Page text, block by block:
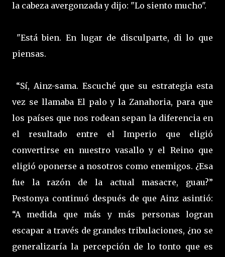
la cabeza avergonzada y dijo: "Lo siento mucho".
"Está bien. En lugar de disculparte, di lo que
piensas.
“Sí, Ainz-sama. Escuché que su estrategia esta
vez se llamaba El palo y la Zanahoria, para que
los países que nos rodean sepan la diferencia en
el resultado entre el Imperio que eligió
convertirse en nuestro vasallo y el Reino que
eligió oponerse a nosotros como enemigos. ¿Esa
fue la razón de la actual masacre, guau?”
Pestonya continuó después de que Ainz asintió:
“A medida que más y más personas logran
escapar a través de grandes tribulaciones, ¿no se
generalizaría la percepción de lo tonto que es